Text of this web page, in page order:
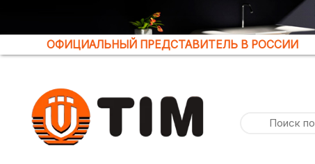
ОФИЦИАЛЬНЫЙ ПРЕДСТАВИТЕЛЬ В РОССИИ